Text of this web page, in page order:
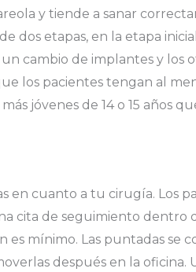
y tiende a sanar
dos etapas, en la etapa
cambio de implantes y los
los pacientes tengan al
jóvenes de 14 o 15 años
en cuanto a tu cirugía. Los
cita de seguimiento dentro
mínimo. Las puntadas se
después en la oficina.